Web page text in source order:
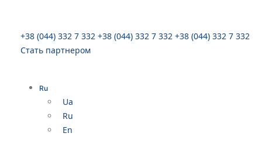
+38 (044) 332 7 332 +38 (044) 332 7 332 +38 (044) 332 7 332
Стать партнером
Ru
Ua
Ru
En